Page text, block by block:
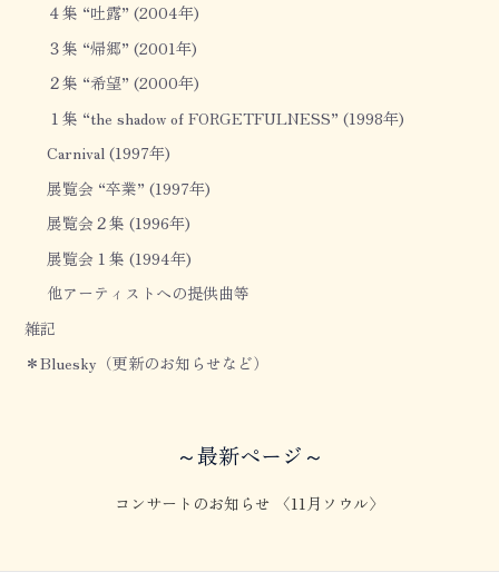
４集 “吐露” (2004年)
３集 “帰郷” (2001年)
２集 “希望” (2000年)
１集 “the shadow of FORGETFULNESS” (1998年)
Carnival (1997年)
展覧会 “卒業” (1997年)
展覧会２集 (1996年)
展覧会１集 (1994年)
他アーティストへの提供曲等
雑記
＊Bluesky（更新のお知らせなど）
～最新ページ～
コンサートのお知らせ 〈11月ソウル〉